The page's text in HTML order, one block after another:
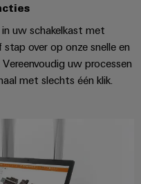
uw schakelkast met
over op onze snelle en
uw processen
met slechts één klik.